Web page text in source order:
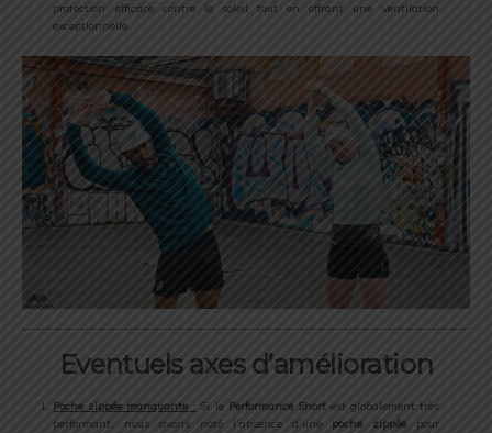
protection efficace contre le soleil tout en offrant une ventilation
exceptionnelle.
Eventuels axes d’amélioration
Poche zippée manquante : Si le Performance Shortest globalement très
performant, nous avons noté l’absence d’une poche zippéepour